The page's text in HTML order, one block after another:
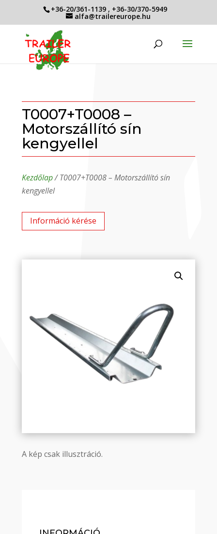
+36-20/361-1139 , +36-30/370-5949
alfa@trailereurope.hu
T0007+T0008 –
Motorszállító sín
kengyellel
Kezdőlap/ T0007+T0008 – Motorszállító sín
kengyellel
Információ kérése
A kép csak illusztráció.